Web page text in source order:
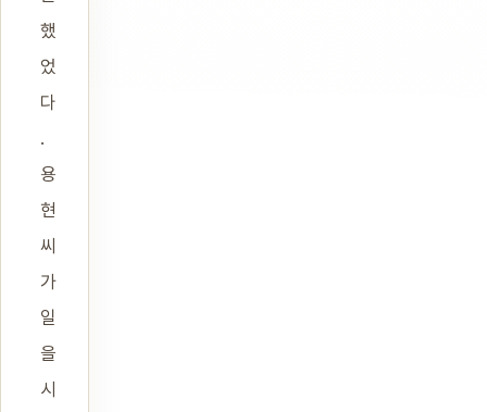
했
었
다
.
용
현
씨
가
일
을
시